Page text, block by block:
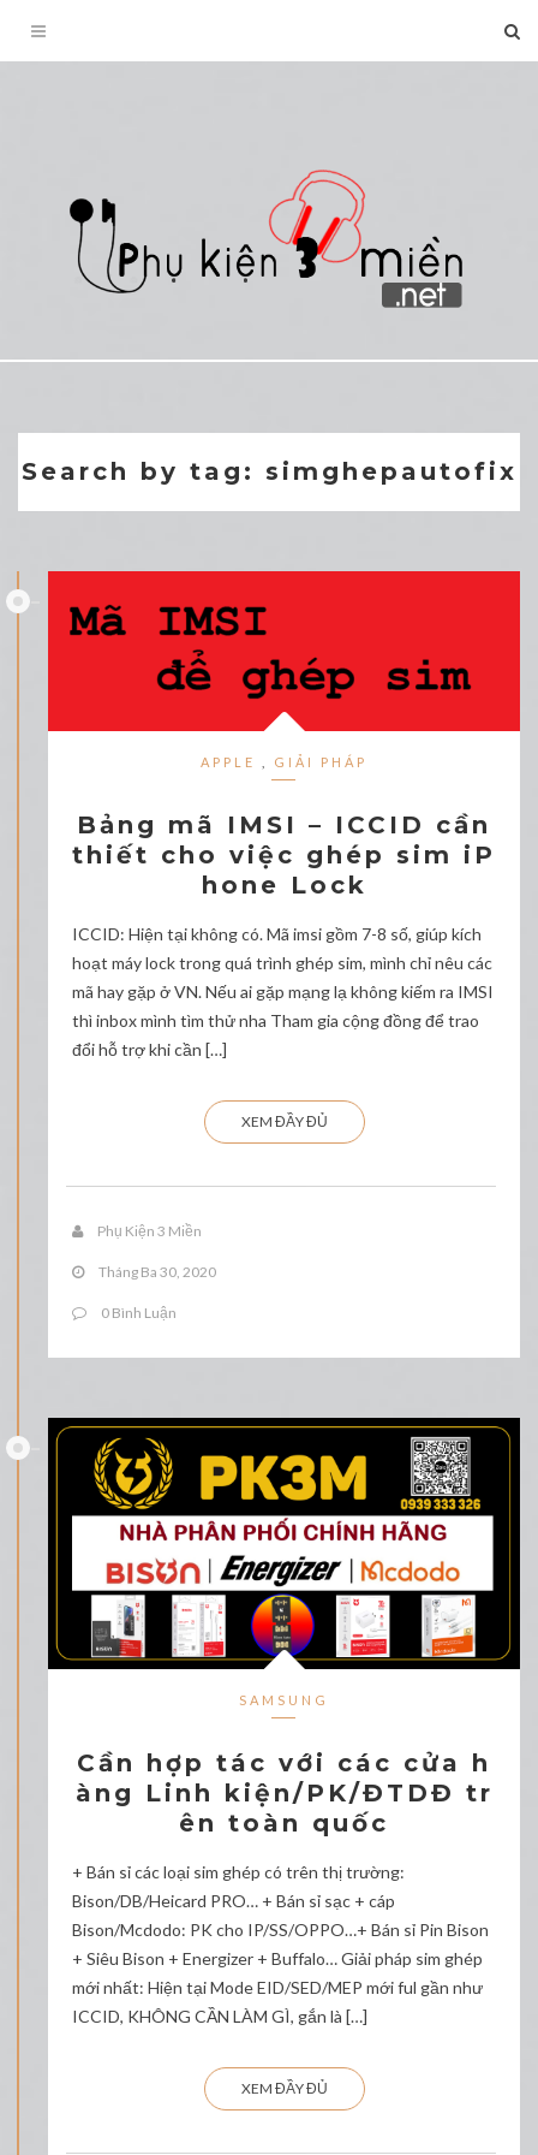
Toggle
Search by tag: simghepautofix
APPLE GIẢI PHÁP
Bảng mã IMSI – ICCID cần
thiết cho việc ghép sim iP
hone Lock
ICCID: Hiện tại không có. Mã imsi gồm 7-8 số, giúp kích
hoạt máy lock trong quá trình ghép sim, mình chỉ nêu các
mã hay gặp ở VN. Nếu ai gặp mạng lạ không kiếm ra IMSI
thì inbox mình tìm thử nha Tham gia cộng đồng để trao
đổi hỗ trợ khi cần […]
XEM ĐẦY ĐỦ
Phụ Kiện 3 Miền
Tháng Ba 30, 2020
0 Bình Luận
SAMSUNG
Cần hợp tác với các cửa h
àng Linh kiện/PK/ĐTDĐ tr
ên toàn quốc
+ Bán sỉ các loại sim ghép có trên thị trường:
Bison/DB/Heicard PRO… + Bán sỉ sạc + cáp
Bison/Mcdodo: PK cho IP/SS/OPPO…+ Bán sỉ Pin Bison
+ Siêu Bison + Energizer + Buffalo… Giải pháp sim ghép
mới nhất: Hiện tại Mode EID/SED/MEP mới ful gần như
ICCID, KHÔNG CẦN LÀM GÌ, gắn là […]
XEM ĐẦY ĐỦ